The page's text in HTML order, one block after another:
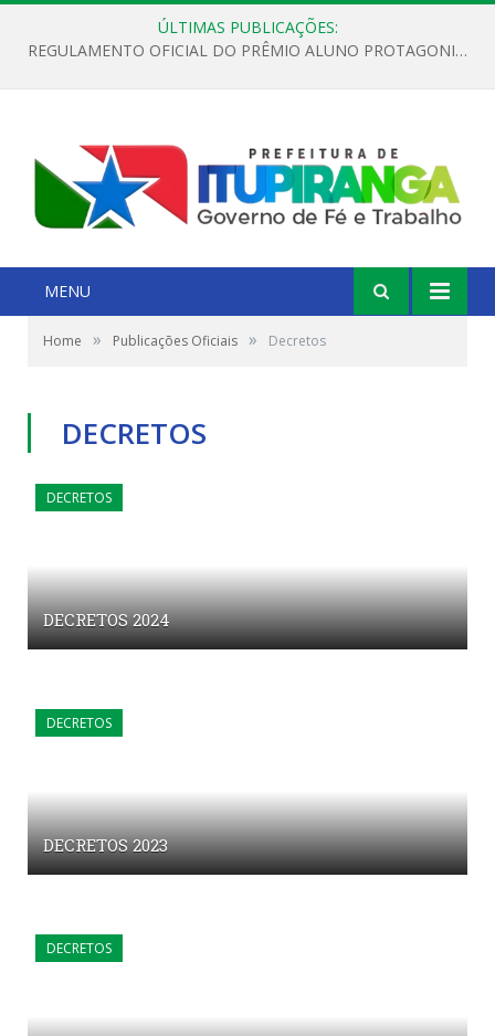
ÚLTIMAS PUBLICAÇÕES:
REGULAMENTO OFICIAL DO PRÊMIO ALUNO PROTAGONISTA – EDIÇÃO 2026
MENU
Home » Publicações Oficiais » Decretos
DECRETOS
DECRETOS
DECRETOS 2024
DECRETOS
DECRETOS 2023
DECRETOS